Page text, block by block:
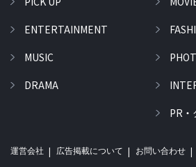
ENTERTAINMENT
MUSIC
DRAMA
PR・
運営会社 広告掲載について お問い合わせ